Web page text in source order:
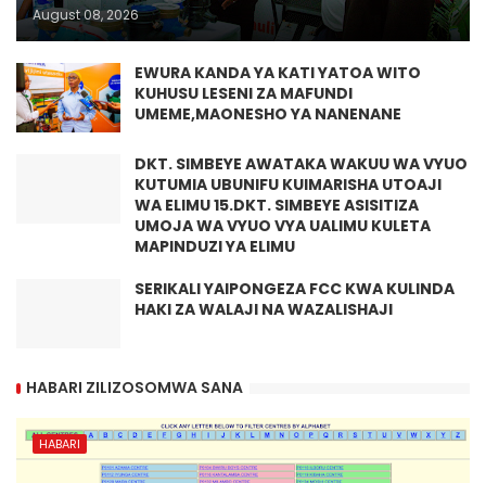
August 08, 2026
EWURA KANDA YA KATI YATOA WITO
KUHUSU LESENI ZA MAFUNDI
UMEME,MAONESHO YA NANENANE
DKT. SIMBEYE AWATAKA WAKUU WA VYUO
KUTUMIA UBUNIFU KUIMARISHA UTOAJI
WA ELIMU 15.DKT. SIMBEYE ASISITIZA
UMOJA WA VYUO VYA UALIMU KULETA
MAPINDUZI YA ELIMU
SERIKALI YAIPONGEZA FCC KWA KULINDA
HAKI ZA WALAJI NA WAZALISHAJI
HABARI ZILIZOSOMWA SANA
HABARI